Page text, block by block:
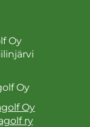
Oy
Oy
Oy
ry